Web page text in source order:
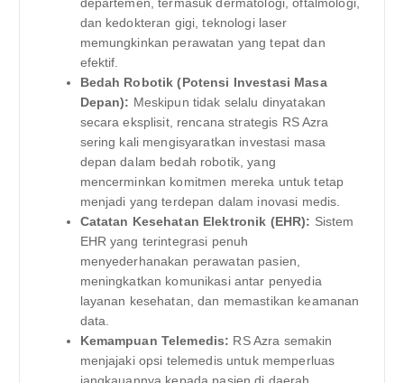
departemen, termasuk dermatologi, oftalmologi,
dan kedokteran gigi, teknologi laser
memungkinkan perawatan yang tepat dan
efektif.
Bedah Robotik (Potensi Investasi Masa
Depan): Meskipun tidak selalu dinyatakan
secara eksplisit, rencana strategis RS Azra
sering kali mengisyaratkan investasi masa
depan dalam bedah robotik, yang
mencerminkan komitmen mereka untuk tetap
menjadi yang terdepan dalam inovasi medis.
Catatan Kesehatan Elektronik (EHR): Sistem
EHR yang terintegrasi penuh
menyederhanakan perawatan pasien,
meningkatkan komunikasi antar penyedia
layanan kesehatan, dan memastikan keamanan
data.
Kemampuan Telemedis: RS Azra semakin
menjajaki opsi telemedis untuk memperluas